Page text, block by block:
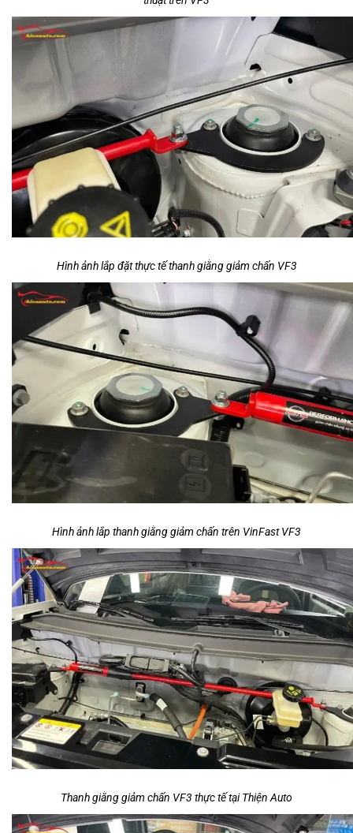
Hình ảnh lắp đặt thực tế thanh giằng giảm chấn VF3
Hình ảnh lắp thanh giằng giảm chấn trên VinFast VF3
Thanh giằng giảm chấn VF3 thực tế tại Thiện Auto